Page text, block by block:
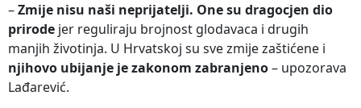
–Zmije nisu naši neprijatelji. One su dragocjen dio
prirode jer reguliraju brojnost glodavaca i drugih
manjih životinja. U Hrvatskoj su sve zmije zaštićene i
njihovo ubijanje je zakonom zabranjeno– upozorava
Lađarević.